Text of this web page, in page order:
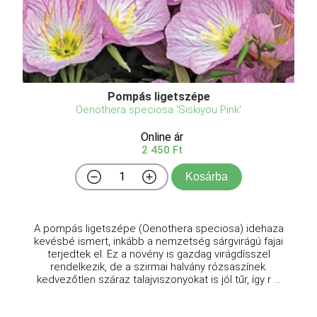
Pompás ligetszépe
Oenothera speciosa 'Siskiyou Pink'
Online ár
2 450 Ft
Kosárba
A pompás ligetszépe (Oenothera speciosa) idehaza
kevésbé ismert, inkább a nemzetség sárgvirágú fajai
terjedtek el. Ez a növény is gazdag virágdísszel
rendelkezik, de a szirmai halvány rózsaszínek.
kedvezőtlen száraz talajviszonyokat is jól tűr, így r ...